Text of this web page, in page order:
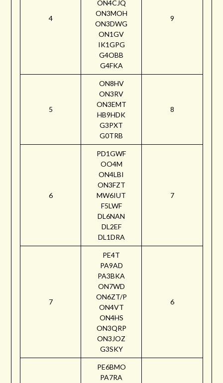
4
ON4CJQ
ON3MOH
ON3DWG
ON1GV
IK1GPG
G4OBB
G4FKA
9
5
ON8HV
ON3RV
ON3EMT
HB9HDK
G3PXT
G0TRB
8
6
PD1GWF
OO4M
ON4LBI
ON3FZT
MW6IUT
F5LWF
DL6NAN
DL2EF
DL1DRA
7
7
PE4T
PA9AD
PA3BKA
ON7WD
ON6ZT/P
ON4VT
ON4HS
ON3QRP
ON3JOZ
G3SKY
6
PE6BMO
PA7RA